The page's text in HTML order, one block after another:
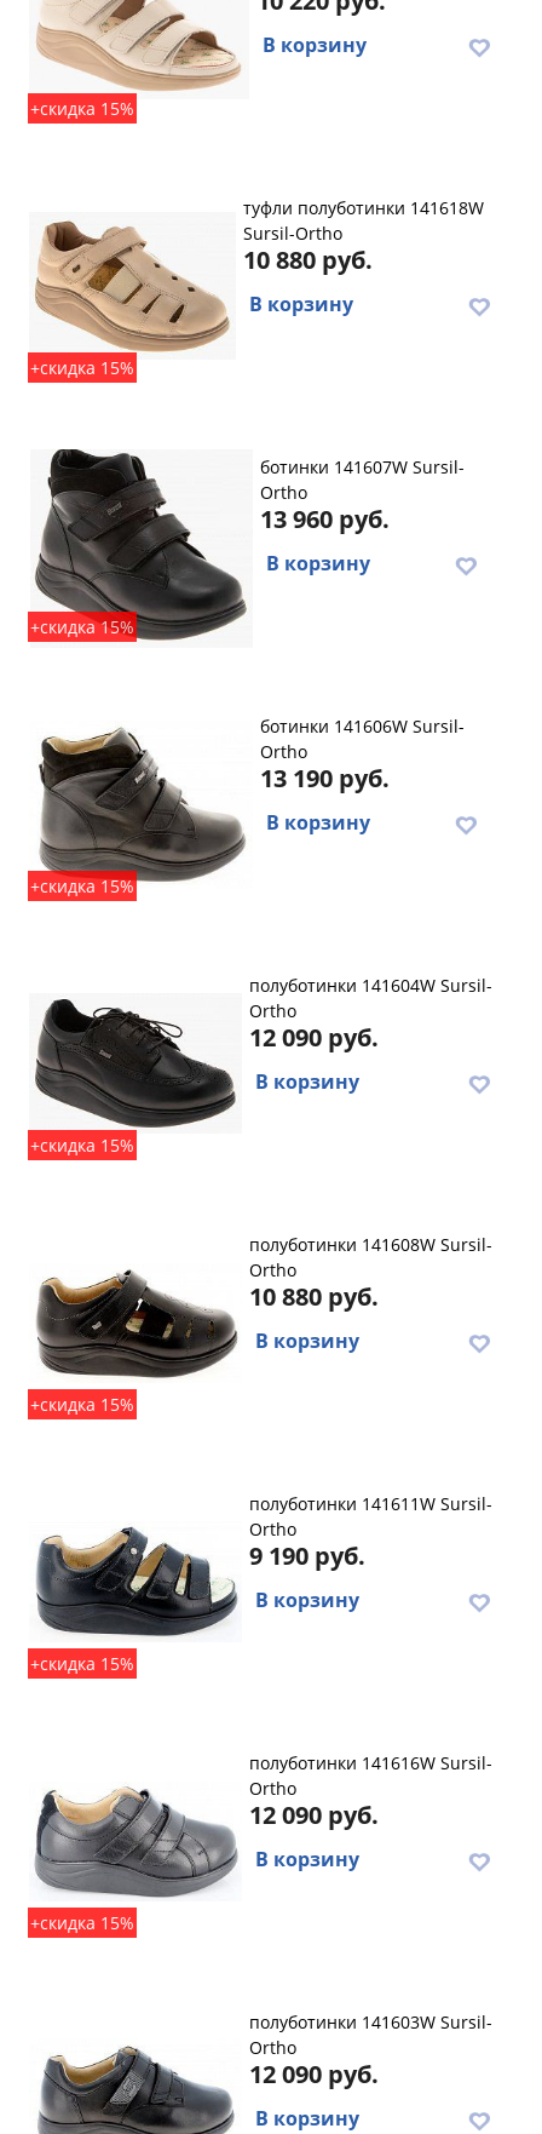
+скидка 15%
В корзину
+скидка 15%
туфли полуботинки 141618W
Sursil-Ortho
10 880 руб.
В корзину
+скидка 15%
ботинки 141607W Sursil-
Ortho
13 960 руб.
В корзину
+скидка 15%
ботинки 141606W Sursil-
Ortho
13 190 руб.
В корзину
+скидка 15%
полуботинки 141604W Sursil-
Ortho
12 090 руб.
В корзину
+скидка 15%
полуботинки 141608W Sursil-
Ortho
10 880 руб.
В корзину
+скидка 15%
полуботинки 141611W Sursil-
Ortho
9 190 руб.
В корзину
+скидка 15%
полуботинки 141616W Sursil-
Ortho
12 090 руб.
В корзину
полуботинки 141603W Sursil-
Ortho
12 090 руб.
В корзину